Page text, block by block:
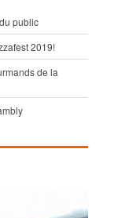
public
2019!
de la